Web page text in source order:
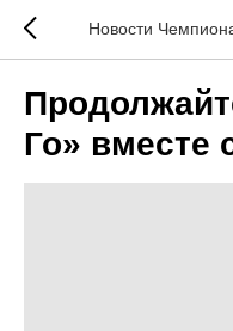
Новости
Го» вместе